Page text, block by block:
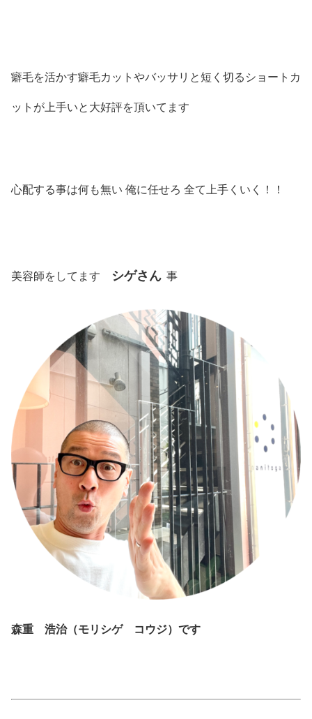
癖毛を活かす癖毛カットやバッサリと短く切るショートカ
ットが上手いと大好評を頂いてます
心配する事は何も無い 俺に任せろ 全て上手くいく！！
美容師をしてます シゲさん 事
森重 浩治（モリシゲ コウジ）です